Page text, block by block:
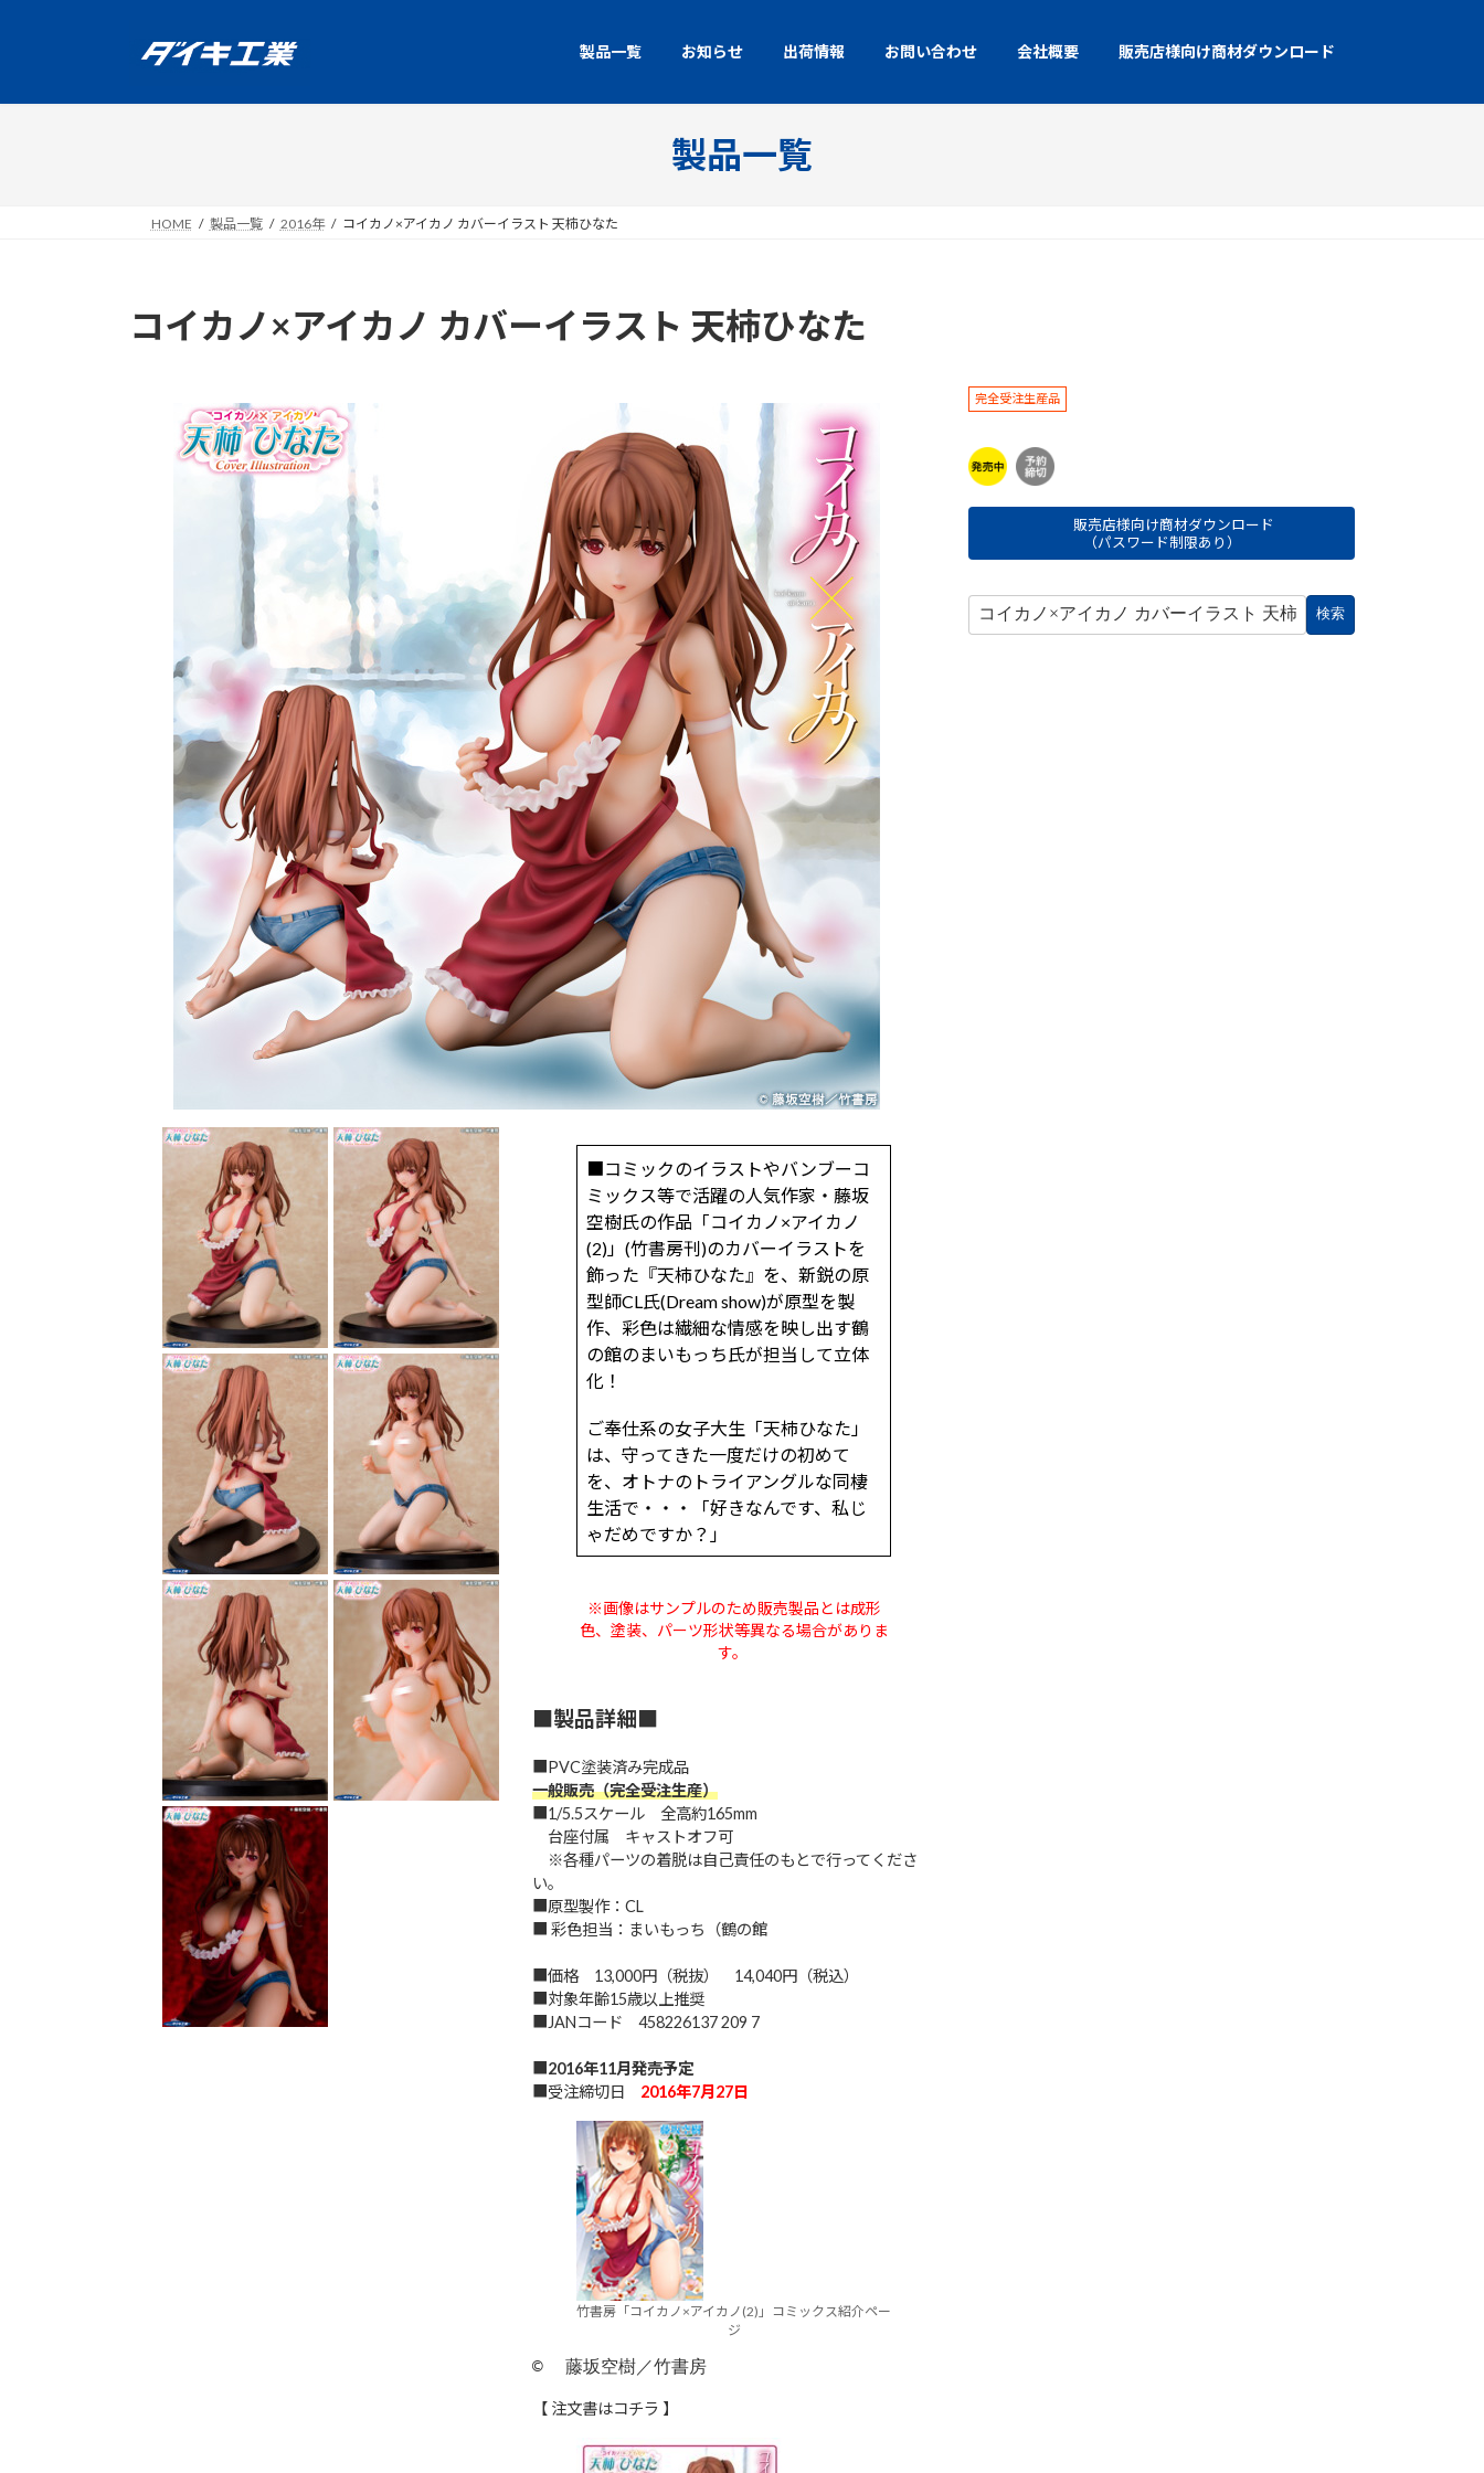
製品一覧 お知らせ 出荷情報 お問い合わせ 会社概要 販売店様向け商材ダウンロード
製品一覧
HOME 製品一覧 2016年 コイカノ×アイカノ カバーイラスト 天柿ひなた
コイカノ×アイカノ カバーイラスト 天柿ひなた
■コミックのイラストやバンブーコ
ミックス等で活躍の人気作家・藤坂
空樹氏の作品「コイカノ×アイカノ
(2)」(竹書房刊)のカバーイラストを
飾った『天柿ひなた』を、新鋭の原
型師CL氏(Dream show)が原型を製
作、彩色は繊細な情感を映し出す鶴
の館のまいもっち氏が担当して立体
化！
ご奉仕系の女子大生「天柿ひなた」
は、守ってきた一度だけの初めて
を、オトナのトライアングルな同棲
生活で・・・「好きなんです、私じ
ゃだめですか？」
※画像はサンプルのため販売製品とは成形
色、塗装、パーツ形状等異なる場合がありま
す。
■製品詳細■
■PVC塗装済み完成品
一般販売（完全受注生産）
■1/5.5スケール 全高約165mm
台座付属 キャストオフ可
※各種パーツの着脱は自己責任のもとで行ってくださ
い。
■原型製作：CL
■ 彩色担当：まいもっち（鶴の館
■価格 13,000円（税抜） 14,040円（税込）
■対象年齢15歳以上推奨
■JANコード 458226137 209 7
2016年11月発売予定
■受注締切日 2016年7月27日
竹書房「コイカノ×アイカノ(2)」コミックス紹介ペー
ジ
©  藤坂空樹／竹書房
【 注文書はコチラ 】
完全受注生産品
販売店様向け商材ダウンロード
（パスワード制限あり）